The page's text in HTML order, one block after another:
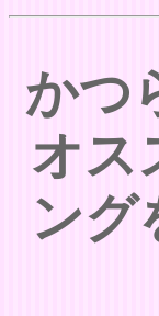
かつ
オス
ング